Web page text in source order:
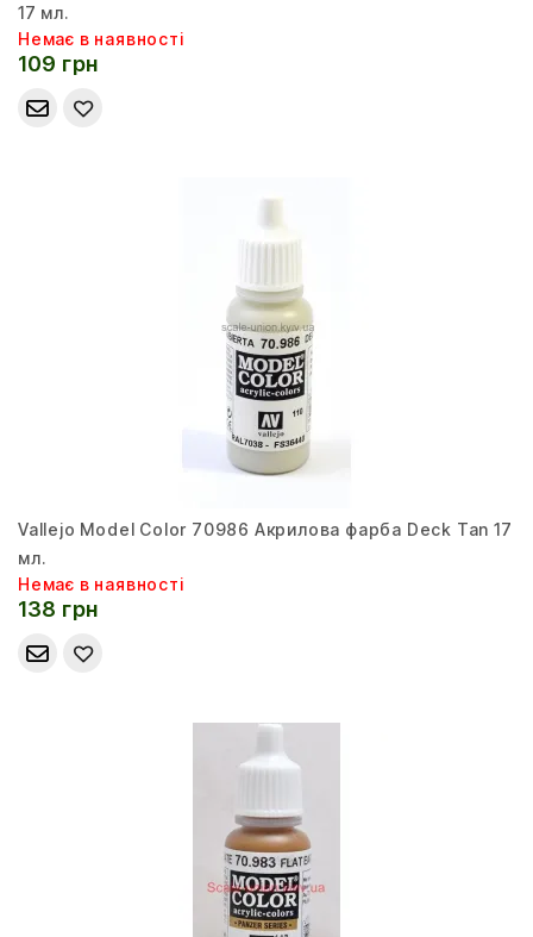
17 мл.
Немає в наявності
109 грн
Vallejo Model Color 70986 Акрилова фарба Deck Tan 17
мл.
Немає в наявності
138 грн